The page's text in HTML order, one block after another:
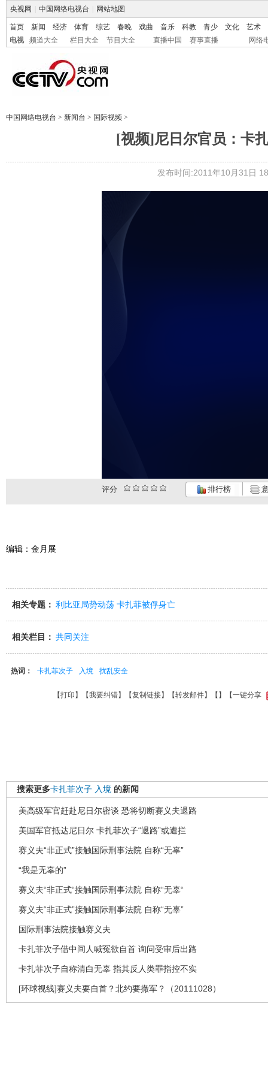
央视网 中国网络电视台 网站地图
首页 新闻 经济 体育 综艺 春晚 戏曲 音乐 科教 青少 文化
艺术
电视
频道大全 栏目大全 节目大全 直播中国 赛事直播 网络
中国网络电视台 > 新闻台 > 国际视频 >
[视频]尼日尔官员：卡
发布时间:2011年10月31日
评分 排行榜
编辑：金月展
相关专题： 利比亚局势动荡 卡扎菲被俘身亡
相关栏目： 共同关注
热词： 卡扎菲次子 入境 扰乱安全
【打印 】【我要纠错】【复制链接】【转发邮件】【 】 【一键分享
搜索更多卡扎菲次子 入境 的新闻
美高级军官赶赴尼日尔密谈 恐将切断赛义夫退路
美国军官抵达尼日尔 卡扎菲次子“退路”或遭拦
赛义夫“非正式”接触国际刑事法院 自称“无辜”
“我是无辜的”
赛义夫“非正式“接触国际刑事法院 自称“无辜“
赛义夫“非正式”接触国际刑事法院 自称“无辜”
国际刑事法院接触赛义夫
卡扎菲次子借中间人喊冤欲自首 询问受审后出路
卡扎菲次子自称清白无辜 指其反人类罪指控不实
[环球视线]赛义夫要自首？北约要撤军？（20111028）